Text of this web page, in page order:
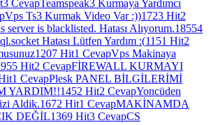
3 CevapTeamspeak3 Kurmaya Yardımcı
Vps Ts3 Kurmak Video Var :))1723 Hit2
server is blacklisted. Hatası Alıyorum.18554
Hatası Lütfen Yardım :(1151 Hit2
1207 Hit1 CevapVps Makinaya
Hit2 CevapFİREWALL KURMAYI
1 CevapPlesk PANEL BİLGİLERİMİ
YARDIM!!1452 Hit2 CevapYoncüden
Aldik.1672 Hit1 CevapMAKİNAMDA
DEĞİL1369 Hit3 CevapCS